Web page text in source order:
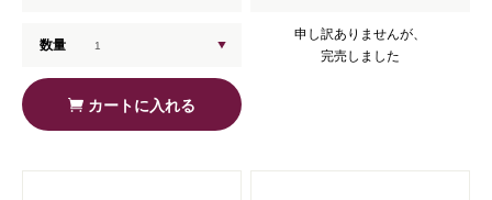
数量
カートに入れる
申し訳ありませんが、
完売しました